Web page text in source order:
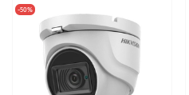
-50%